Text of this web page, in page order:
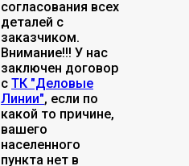
согласования всех
деталей с
заказчиком.
Внимание!!! У нас
заключен договор
с ТК "Деловые
Линии", если по
какой то причине,
вашего
населенного
пункта нет в